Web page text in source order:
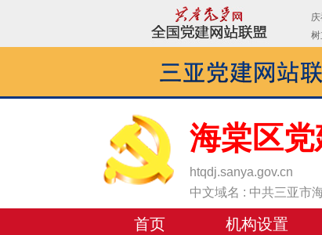
海棠区党
htqdj.sanya.gov.cn
中文域名 : 中共三亚市
首页 机构设置